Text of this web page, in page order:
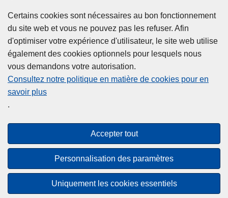
Certains cookies sont nécessaires au bon fonctionnement
du site web et vous ne pouvez pas les refuser. Afin
d'optimiser votre expérience d'utilisateur, le site web utilise
également des cookies optionnels pour lesquels nous
vous demandons votre autorisation.
Consultez notre politique en matière de cookies pour en
savoir plus
.
Accepter tout
Personnalisation des paramètres
Uniquement les cookies essentiels
Presse
Cookies
Accessibilité
© 2026 Police.be